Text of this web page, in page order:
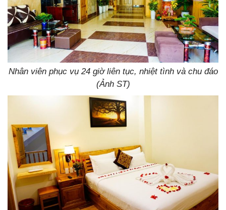
Nhân viên phục vụ 24 giờ liên tục, nhiệt tình và chu đáo
(Ảnh ST)